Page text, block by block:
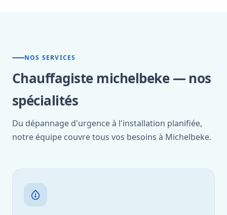
NOS SERVICES
Chauffagiste michelbeke — nos
spécialités
Du dépannage d'urgence à l'installation planifiée,
notre équipe couvre tous vos besoins à Michelbeke.